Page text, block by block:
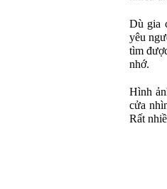
Dù gia
yêu
tìm
nhớ.
Hình
cửa
Rất